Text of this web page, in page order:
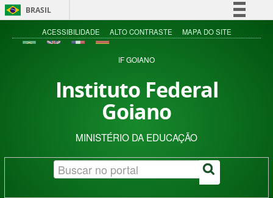
BRASIL
Simplifique!
Acesso à informação
ACESSIBILIDADE ALTO CONTRASTE MAPA DO SITE
IF GOIANO
Instituto Federal
Goiano
MINISTÉRIO DA EDUCAÇÃO